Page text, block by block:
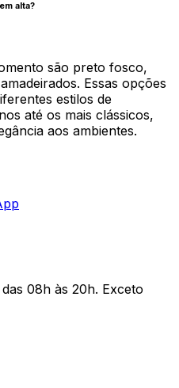
alta?
são preto fosco,
Essas opções
estilos de
até os mais clássicos,
aos ambientes.
08h às 20h. Exceto